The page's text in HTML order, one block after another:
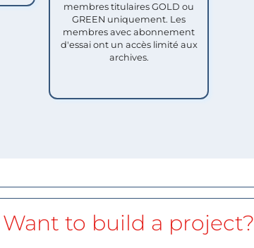
membres titulaires GOLD ou
GREEN uniquement. Les
membres avec abonnement
d'essai ont un accès limité aux
archives.
Want to build a project?